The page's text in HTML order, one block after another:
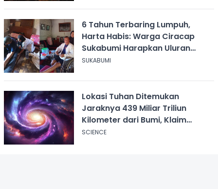
6 Tahun Terbaring Lumpuh,
Harta Habis: Warga Ciracap
Sukabumi Harapkan Uluran
Tangan KDM
SUKABUMI
Lokasi Tuhan Ditemukan
Jaraknya 439 Miliar Triliun
Kilometer dari Bumi, Klaim
Ilmuwan Harvard
SCIENCE